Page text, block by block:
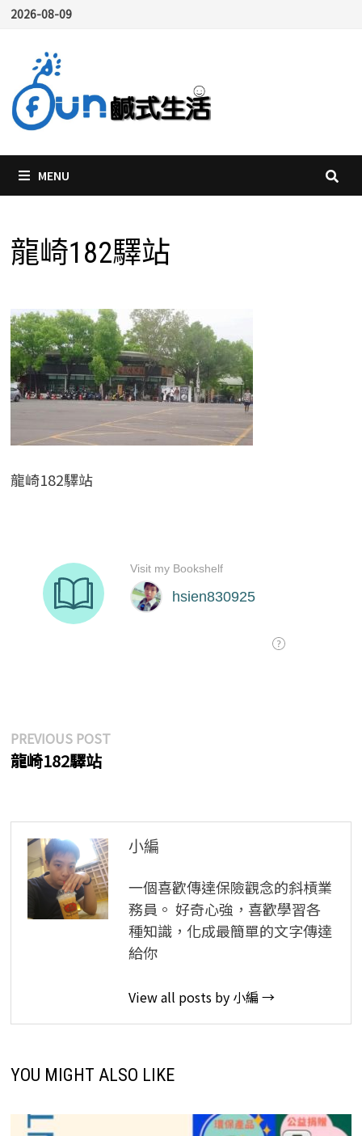
Skip
content
2026-08-09
MENU
龍崎182驛站
龍崎182驛站
文
章
覽
PREVIOUS POSTPrevious
龍崎182驛站
小編
一個喜歡傳達保險觀念的斜槓業
務員。 好奇心強，喜歡學習各
種知識，化成最簡單的文字傳達
給你
View all posts by 小編 →
YOU MIGHT ALSO LIKE